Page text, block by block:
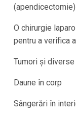
O chirurgie
pentru a verifica
Tumori și
Daune în corp
Sângerări în